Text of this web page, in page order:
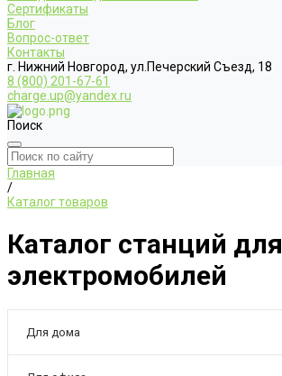
Сертификаты
Блог
Вопрос-ответ
Контакты
г. Нижний Новгород, ул.Печерский Съезд, 18
8 (800) 201-67-61
charge.up@yandex.ru
Поиск
Главная
/
Каталог товаров
Каталог станций для
электромобилей
Для дома